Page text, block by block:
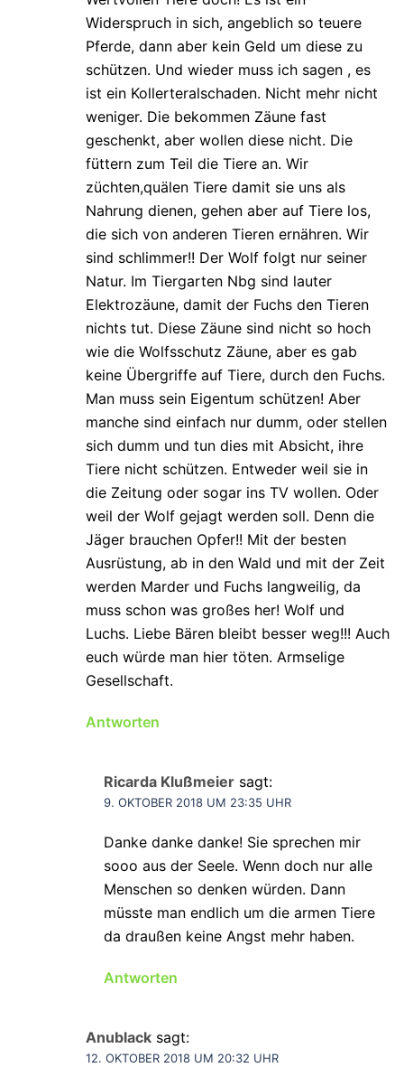
Widerspruch in sich, angeblich so teuere
Pferde, dann aber kein Geld um diese zu
schützen. Und wieder muss ich sagen , es
ist ein Kollerteralschaden. Nicht mehr nicht
weniger. Die bekommen Zäune fast
geschenkt, aber wollen diese nicht. Die
füttern zum Teil die Tiere an. Wir
züchten,quälen Tiere damit sie uns als
Nahrung dienen, gehen aber auf Tiere los,
die sich von anderen Tieren ernähren. Wir
sind schlimmer!! Der Wolf folgt nur seiner
Natur. Im Tiergarten Nbg sind lauter
Elektrozäune, damit der Fuchs den Tieren
nichts tut. Diese Zäune sind nicht so hoch
wie die Wolfsschutz Zäune, aber es gab
keine Übergriffe auf Tiere, durch den Fuchs.
Man muss sein Eigentum schützen! Aber
manche sind einfach nur dumm, oder stellen
sich dumm und tun dies mit Absicht, ihre
Tiere nicht schützen. Entweder weil sie in
die Zeitung oder sogar ins TV wollen. Oder
weil der Wolf gejagt werden soll. Denn die
Jäger brauchen Opfer!! Mit der besten
Ausrüstung, ab in den Wald und mit der Zeit
werden Marder und Fuchs langweilig, da
muss schon was großes her! Wolf und
Luchs. Liebe Bären bleibt besser weg!!! Auch
euch würde man hier töten. Armselige
Gesellschaft.
Antworten
Ricarda Klußmeier sagt:
9. OKTOBER 2018 UM 23:35 UHR
Danke danke danke! Sie sprechen mir
sooo aus der Seele. Wenn doch nur alle
Menschen so denken würden. Dann
müsste man endlich um die armen Tiere
da draußen keine Angst mehr haben.
Antworten
Anublack sagt:
12. OKTOBER 2018 UM 20:32 UHR